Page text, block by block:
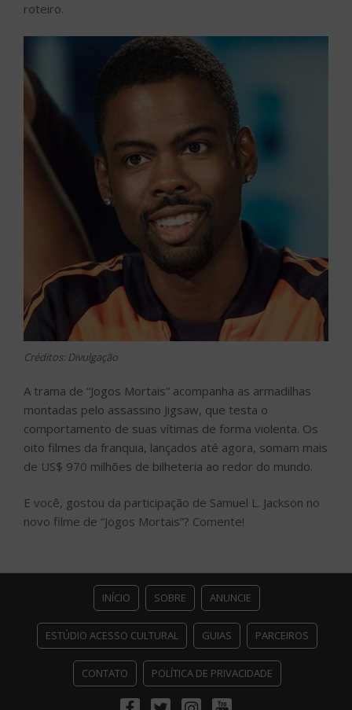
roteiro.
Créditos: Divulgação
A trama de “Jogos Mortais” acompanha as armadilhas
montadas pelo assassino Jigsaw, que testa o
comportamento de suas vítimas de forma violenta. Os
oito filmes da franquia, lançados até agora, somam mais
de US$ 970 milhões de bilheteria ao redor do mundo.
E você, gostou da participação de Samuel L. Jackson no
novo filme de “Jogos Mortais”? Comente!
INÍCIO SOBRE ANUNCIE
ESTÚDIO ACESSO CULTURAL GUIAS PARCEIROS
CONTATO POLÍTICA DE PRIVACIDADE